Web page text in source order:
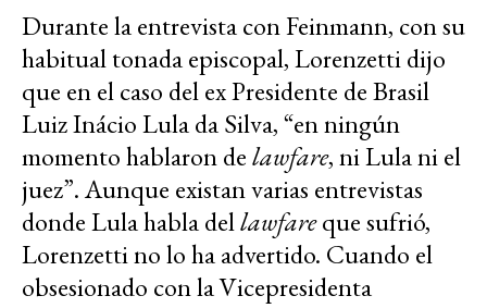
Durante la entrevista con Feinmann, con su
habitual tonada episcopal, Lorenzetti dijo
que en el caso del ex Presidente de Brasil
Luiz Inácio Lula da Silva, “en ningún
momento hablaron delawfare, ni Lula ni el
juez”. Aunque existan varias entrevistas
donde Lula habla dellawfareque sufrió,
Lorenzetti no lo ha advertido. Cuando el
obsesionado con la Vicepresidenta